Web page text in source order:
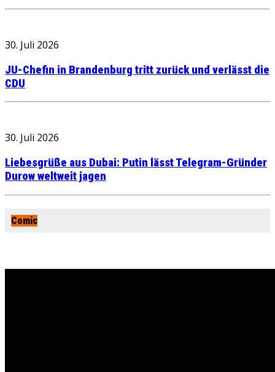
30. Juli 2026
JU-Chefin in Brandenburg tritt zurück und verlässt die
CDU
30. Juli 2026
Liebesgrüße aus Dubai: Putin lässt Telegram-Gründer
Durow weltweit jagen
Comic